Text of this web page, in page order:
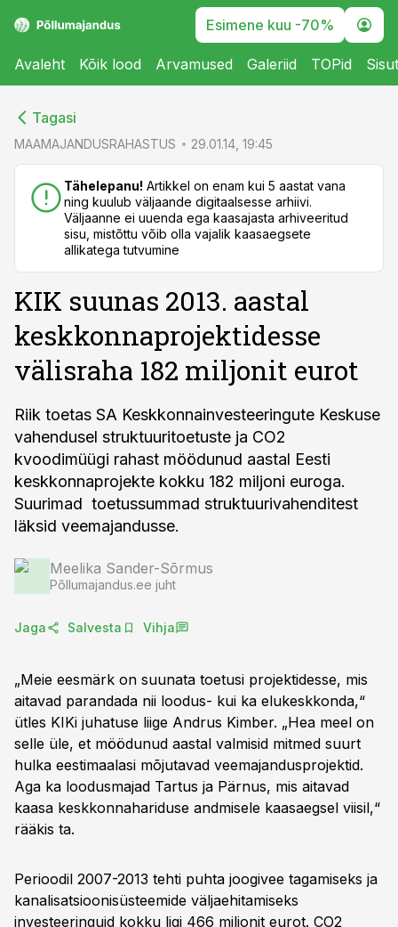
Esimene kuu -70%
Avaleht Kõik lood Arvamused Galeriid TOPid
Tagasi
MAAMAJANDUSRAHASTUS 29.01.14, 19:45
Tähelepanu! Artikkel on enam kui 5 aastat vana
ning kuulub väljaande digitaalsesse arhiivi.
Väljaanne ei uuenda ega kaasajasta arhiveeritud
sisu, mistõttu võib olla vajalik kaasaegsete
allikatega tutvumine
KIK suunas 2013. aastal
keskkonnaprojektidesse
välisraha 182 miljonit eurot
Riik toetas SA Keskkonnainvesteeringute Keskuse
vahendusel struktuuritoetuste ja CO2
kvoodimüügi rahast möödunud aastal Eesti
keskkonnaprojekte kokku 182 miljoni euroga.
Suurimad toetussummad struktuurivahenditest
läksid veemajandusse.
Meelika Sander-Sõrmus
Põllumajandus.ee juht
Jaga Salvesta Vihja
„Meie eesmärk on suunata toetusi projektidesse, mis
aitavad parandada nii loodus- kui ka elukeskkonda,“
ütles KIKi juhatuse liige Andrus Kimber. „Hea meel on
selle üle, et möödunud aastal valmisid mitmed suurt
hulka eestimaalasi mõjutavad veemajandusprojektid.
Aga ka loodusmajad Tartus ja Pärnus, mis aitavad
kaasa keskkonnahariduse andmisele kaasaegsel viisil,“
rääkis ta.
Perioodil 2007-2013 tehti puhta joogivee tagamiseks ja
kanalisatsioonisüsteemide väljaehitamiseks
investeeringuid kokku ligi 466 miljonit eurot. CO2